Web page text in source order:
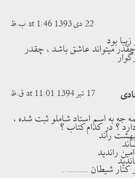
22 دی 1393 at 1:46 ب.ظ
بود
میتواند عاشق باشد ، چقدر
17 تیر 1394 at 11:01 ق.ظ
جه به اسم استاد شاملو ثبت شده ،
؟ در کدام کتاب ؟
راند
راندید
کنار شیطان ………..